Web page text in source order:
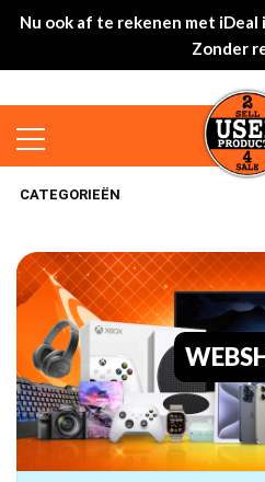
Nu ook af te rekenen met
Zonder
CATEGORIEËN